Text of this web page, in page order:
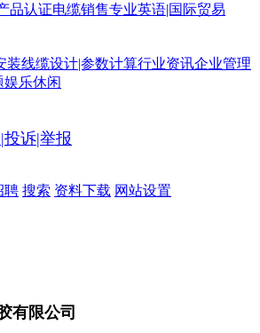
品认证电缆销售专业英语|国际贸易
装线缆设计|参数计算行业资讯企业管理
娱乐休闲
投诉|举报
聘 搜索 资料下载 网站设置
有限公司